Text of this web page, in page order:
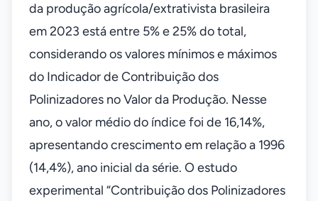
da produção agrícola/extrativista brasileira
em 2023 está entre 5% e 25% do total,
considerando os valores mínimos e máximos
do Indicador de Contribuição dos
Polinizadores no Valor da Produção. Nesse
ano, o valor médio do índice foi de 16,14%,
apresentando crescimento em relação a 1996
(14,4%), ano inicial da série. O estudo
experimental “Contribuição dos Polinizadores